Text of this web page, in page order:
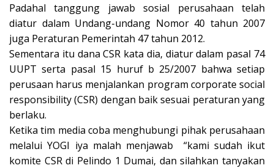
Padahal tanggung jawab sosial perusahaan telah
diatur dalam Undang-undang Nomor 40 tahun 2007
juga Peraturan Pemerintah 47 tahun 2012.
Sementara itu dana CSR kata dia, diatur dalam pasal 74
UUPT serta pasal 15 huruf b 25/2007 bahwa setiap
perusaan harus menjalankan program corporate social
responsibility (CSR) dengan baik sesuai peraturan yang
berlaku.
Ketika tim media coba menghubungi pihak perusahaan
melalui YOGI iya malah menjawab “kami sudah ikut
komite CSR di Pelindo 1 Dumai, dan silahkan tanyakan